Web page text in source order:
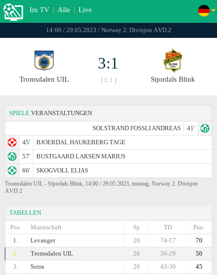
Im TV | Alle | Live
14:00 / 29.05.2023 / Norway 2. Divisjon АVD.2
Tromsdalen UIL
3:1
[ 1:1 ] Stjordals Blink
SPIELE VERANSTALTUNGEN
SOLSTRAND FOSSLI ANDREAS
41'
45'
BJOERDAL HAUKEBERG TAGE
57'
BUSTGAARD LARSEN MARIUS
66'
SKOGVOLL ELIAS
Tromsdalen UIL - Stjordals Blink, 14:00 / 29.05.2023, montag, Norway 2. Divisjon
АVD.2
TABELLEN
Pos.
Mannschaft Pun.
TD
Sp
1.
Levanger 70
74-17
26
2.
Tromsdalen UIL 50
56-29
26
3.
Sotra 45
43-30
26